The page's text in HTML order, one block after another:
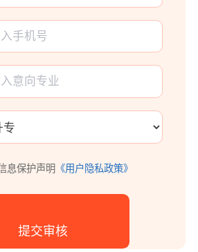
息保护声明 《用户隐私政策》